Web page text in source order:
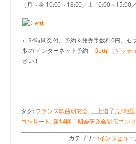
（月～金 10:00～18:00／土 10:00～15:00
←24時間受付、予約＆発券手数料0円、セ
取の インターネット予約「Gettii（ゲッテ
さい!!
タグ: フランス歌曲研究会, 三上道子, 宮地
コンサート , 第14回二期会研究会駅伝コン
カテゴリー:インタビュー,